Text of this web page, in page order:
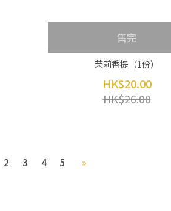
售完
茉莉香提（1份）
HK$20.00
HK$26.00
2 3 4 5 »